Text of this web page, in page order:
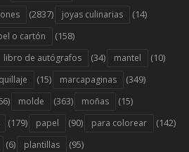
(2837) joyas culinarias (14)
o cartón (158)
libro de autógrafos (34) mantel (10)
(15) marcapaginas (349)
molde (363) moñas (15)
(179) papel (90) para colorear (142)
(6) plantillas (95)